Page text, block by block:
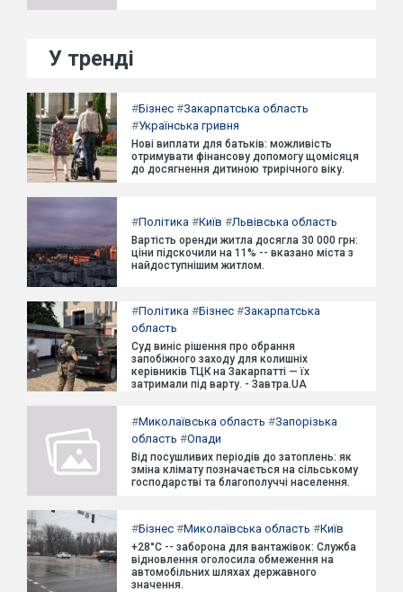
У тренді
#Бізнес #Закарпатська область
#Українська гривня
Нові виплати для батьків: можливість
отримувати фінансову допомогу щомісяця
до досягнення дитиною трирічного віку.
#Політика #Київ #Львівська область
Вартість оренди житла досягла 30 000 грн:
ціни підскочили на 11% -- вказано міста з
найдоступнішим житлом.
#Політика #Бізнес #Закарпатська
область
Суд виніс рішення про обрання
запобіжного заходу для колишніх
керівників ТЦК на Закарпатті — їх
затримали під варту. - Завтра.UA
#Миколаївська область #Запорізька
область #Опади
Від посушливих періодів до затоплень: як
зміна клімату позначається на сільському
господарстві та благополуччі населення.
#Бізнес #Миколаївська область #Київ
+28°C -- заборона для вантажівок: Служба
відновлення оголосила обмеження на
автомобільних шляхах державного
значення.